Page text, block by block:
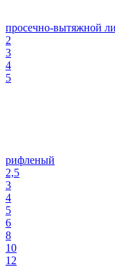
просечно-вытяжной
2
3
4
5
рифленый
2,5
3
4
5
6
8
10
12